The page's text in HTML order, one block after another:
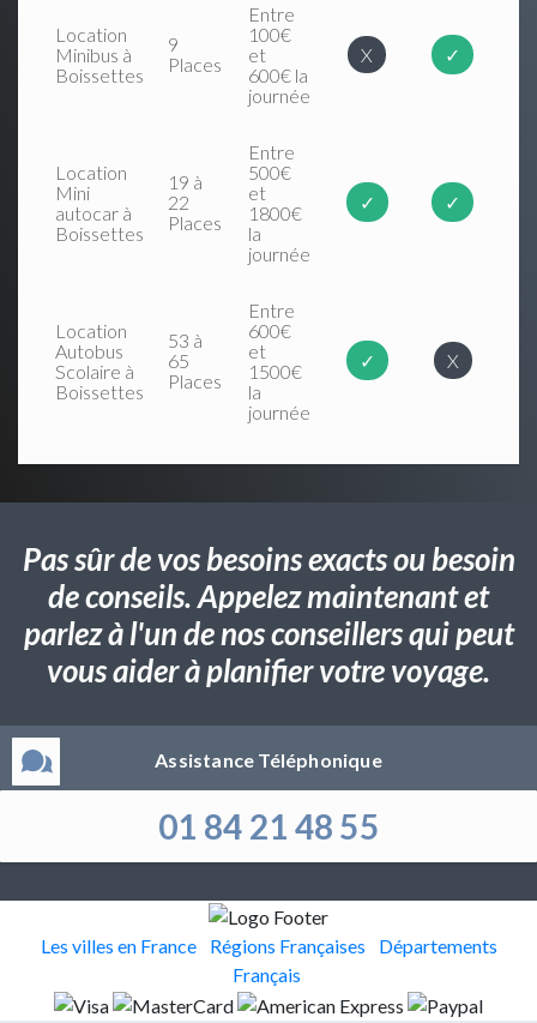
Location
Minibus à
Boissettes
9
Places
Entre
100€
et
600€ la
journée
X ✓
Location
Mini
autocar à
Boissettes
19 à
22
Places
Entre
500€
et
1800€
la
journée
✓ ✓
Location
Autobus
Scolaire à
Boissettes
53 à
65
Places
Entre
600€
et
1500€
la
journée
✓ X
Pas sûr de vos besoins exacts ou besoin
de conseils. Appelez maintenant et
parlez à l'un de nos conseillers qui peut
vous aider à planifier votre voyage.
Assistance Téléphonique
01 84 21 48 55
Les villes en France Régions Françaises
Départements
Français